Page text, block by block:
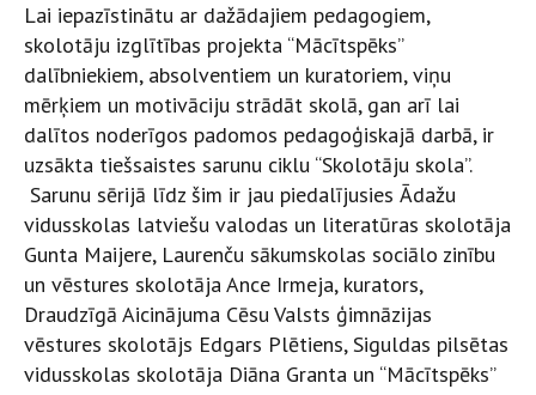
Lai iepazīstinātu ar dažādajiem pedagogiem,
skolotāju izglītības projekta “Mācītspēks”
dalībniekiem, absolventiem un kuratoriem, viņu
mērķiem un motivāciju strādāt skolā, gan arī lai
dalītos noderīgos padomos pedagoģiskajā darbā, ir
uzsākta tiešsaistes sarunu ciklu “Skolotāju skola”.
Sarunu sērijā līdz šim ir jau piedalījusies Ādažu
vidusskolas latviešu valodas un literatūras skolotāja
Gunta Maijere, Laurenču sākumskolas sociālo zinību
un vēstures skolotāja Ance Irmeja, kurators,
Draudzīgā Aicinājuma Cēsu Valsts ģimnāzijas
vēstures skolotājs Edgars Plētiens, Siguldas pilsētas
vidusskolas skolotāja Diāna Granta un “Mācītspēks”